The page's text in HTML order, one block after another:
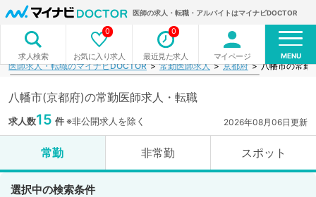
医師の求人・転職・アルバイトはマイナビDOCTOR
求人検索 お気に入り求人
0
最近見た求人
0
マイページ MENU
医師求人・転職のマイナビDOCTOR 常勤医師求人 京都府 八幡市の常勤
八幡市(京都府)の常勤医師求人・転職
求人数15 件※非公開求人を除く 2026年08月06日更新
常勤 非常勤 スポット
選択中の検索条件